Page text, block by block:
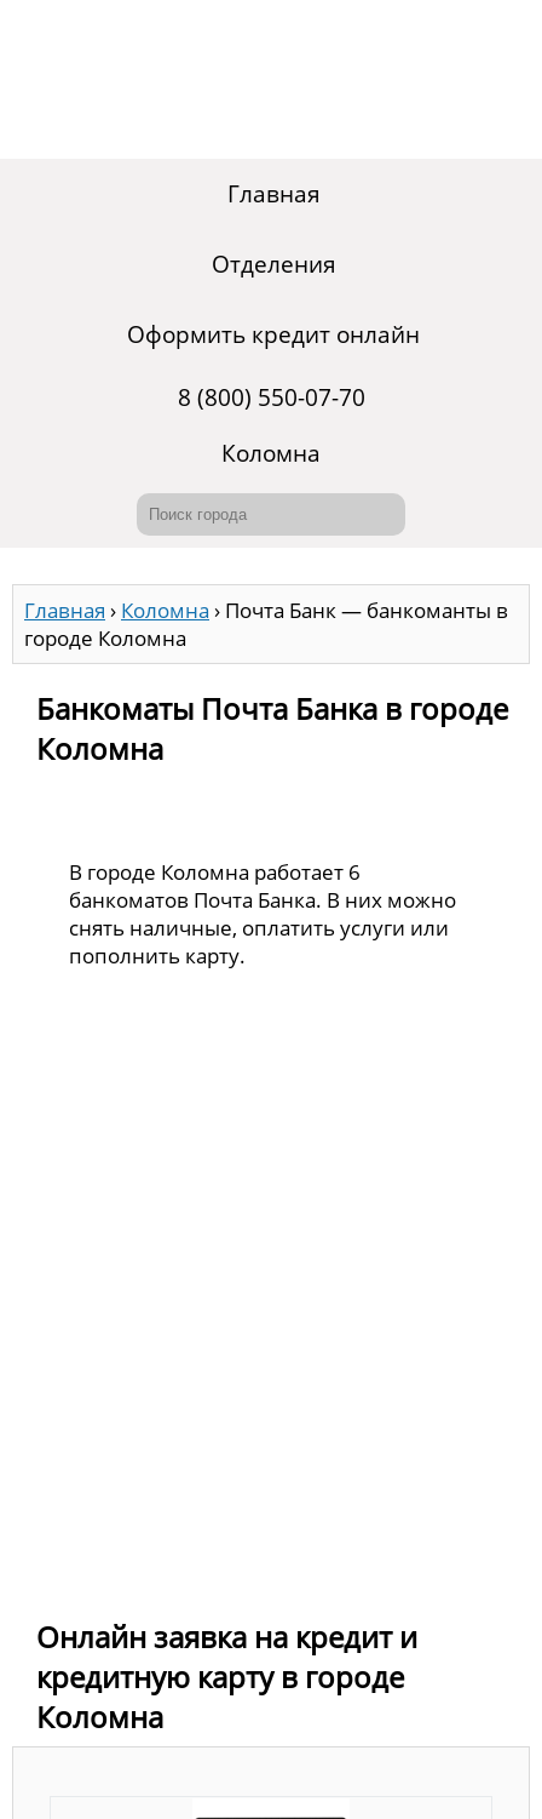
Главная
Отделения
Оформить кредит онлайн
8 (800) 550-07-70
Коломна
Главная › Коломна › Почта Банк — банкоманты в
городе Коломна
Банкоматы Почта Банка в городе
Коломна
В городе Коломна работает 6
банкоматов Почта Банка. В них можно
снять наличные, оплатить услуги или
пополнить карту.
Онлайн заявка на кредит и
кредитную карту в городе
Коломна